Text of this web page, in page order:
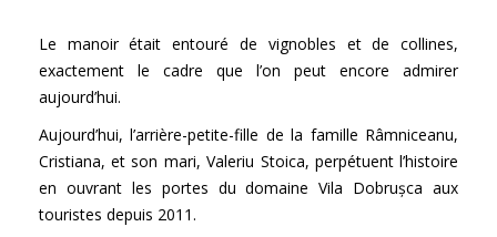
Le manoir était entouré de vignobles et de collines,
exactement le cadre que l’on peut encore admirer
aujourd’hui.
Aujourd’hui, l’arrière-petite-fille de la famille Râmniceanu,
Cristiana, et son mari, Valeriu Stoica, perpétuent l’histoire
en ouvrant les portes du domaine Vila Dobrușca aux
touristes depuis 2011.